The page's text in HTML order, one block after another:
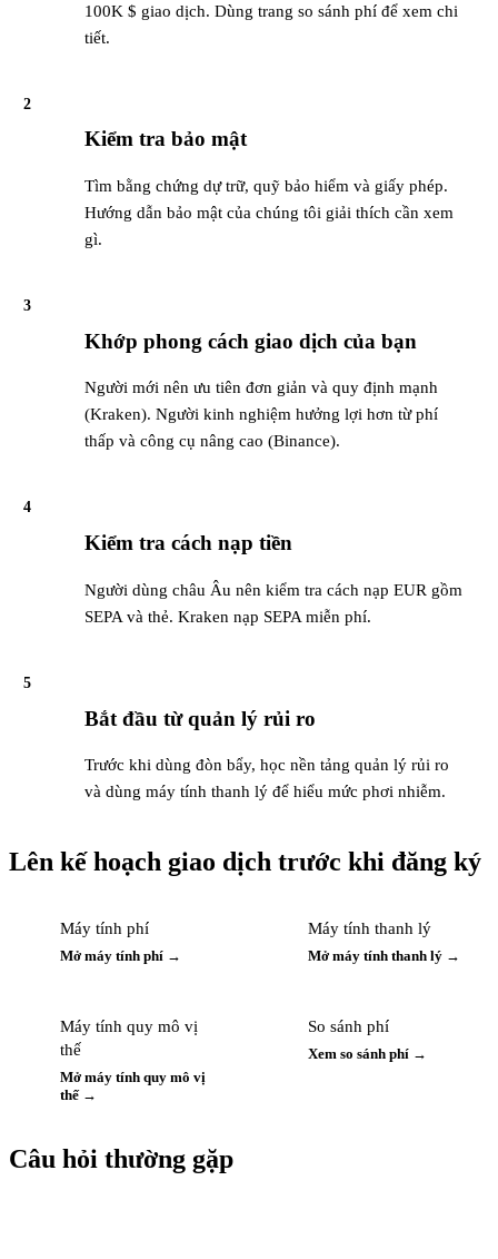
100K $ giao dịch. Dùng trang so sánh phí để xem chi
tiết.
2
Kiểm tra bảo mật
Tìm bằng chứng dự trữ, quỹ bảo hiểm và giấy phép.
Hướng dẫn bảo mật của chúng tôi giải thích cần xem
gì.
3
Khớp phong cách giao dịch của bạn
Người mới nên ưu tiên đơn giản và quy định mạnh
(Kraken). Người kinh nghiệm hưởng lợi hơn từ phí
thấp và công cụ nâng cao (Binance).
4
Kiểm tra cách nạp tiền
Người dùng châu Âu nên kiểm tra cách nạp EUR gồm
SEPA và thẻ. Kraken nạp SEPA miễn phí.
5
Bắt đầu từ quản lý rủi ro
Trước khi dùng đòn bẩy, học nền tảng quản lý rủi ro
và dùng máy tính thanh lý để hiểu mức phơi nhiễm.
Lên kế hoạch giao dịch trước khi đăng ký
Máy tính phí
Mở máy tính phí →
Máy tính thanh lý
Mở máy tính thanh lý →
Máy tính quy mô vị
thế
Mở máy tính quy mô vị
thế →
So sánh phí
Xem so sánh phí →
Câu hỏi thường gặp